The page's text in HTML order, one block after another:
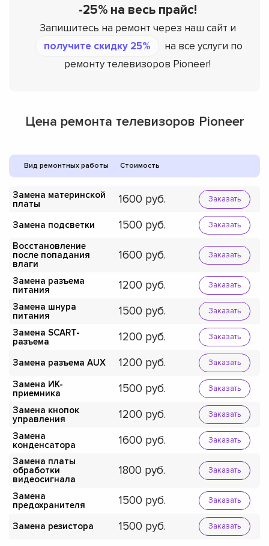
-25% на весь прайс!
Запишитесь на ремонт через наш сайт и
получите скидку 25%
на все услуги по
ремонту телевизоров Pioneer!
Цена ремонта телевизоров Pioneer
Вид ремонтных работы Стоимость
Замена материнской
платы
1600 Заказать
Замена подсветки 1500 Заказать
Восстановление
после попадания
влаги
1600 Заказать
Замена разъема
питания
1200 Заказать
Замена шнура
питания
1500 Заказать
Замена SCART-
разъема
1200 Заказать
Замена разъема AUX 1200 Заказать
Замена ИК-
приемника
1500 Заказать
Замена кнопок
управления
1200 Заказать
Замена
конденсатора
1600 Заказать
Замена платы
обработки
видеосигнала
1800 Заказать
Замена
предохранителя
1500 Заказать
Замена резистора 1500 Заказать